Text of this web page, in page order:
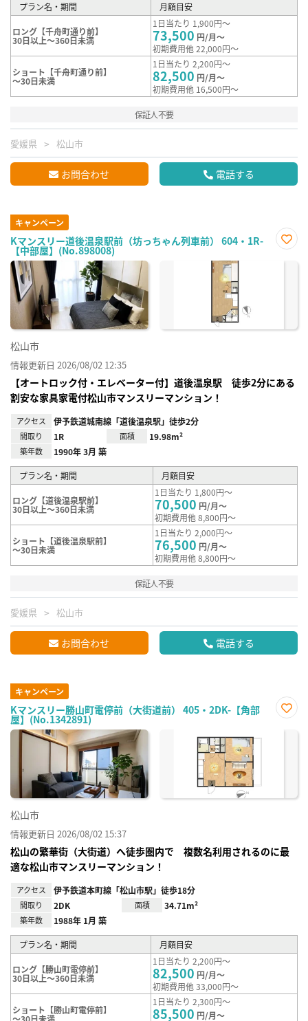
プラン名・期間 月額目安
ロング【千舟町通り前】
30日以上～360日未満
1日当たり 1,900円～
73,500 円/月～
初期費用他 22,000円～
ショート【千舟町通り前】
～30日未満
1日当たり 2,200円～
82,500 円/月～
初期費用他 16,500円～
保証人不要
愛媛県 松山市
お問合わせ 電話する
キャンペーン
Kマンスリー道後温泉駅前（坊っちゃん列車前） 604・1R-
【中部屋】(No.898008)
に入
松山市
情報更新日 2026/08/02 12:35
【オートロック付・エレベーター付】道後温泉駅 徒歩2分にある
割安な家具家電付松山市マンスリーマンション！
アクセス 伊予鉄道城南線「道後温泉駅」徒歩2分
間取り 1R 面積 19.98m²
築年数 1990年 3月 築
プラン名・期間 月額目安
ロング【道後温泉駅前】
30日以上～360日未満
1日当たり 1,800円～
70,500 円/月～
初期費用他 8,800円～
ショート【道後温泉駅前】
～30日未満
1日当たり 2,000円～
76,500 円/月～
初期費用他 8,800円～
保証人不要
愛媛県 松山市
お問合わせ 電話する
キャンペーン
Kマンスリー勝山町電停前（大街道前） 405・2DK-【角部
屋】(No.1342891)
に入
松山市
情報更新日 2026/08/02 15:37
松山の繁華街（大街道）へ徒歩圏内で 複数名利用されるのに最
適な松山市マンスリーマンション！
アクセス 伊予鉄道本町線「松山市駅」徒歩18分
間取り 2DK 面積 34.71m²
築年数 1988年 1月 築
プラン名・期間 月額目安
ロング【勝山町電停前】
30日以上～360日未満
1日当たり 2,200円～
82,500 円/月～
初期費用他 33,000円～
ショート【勝山町電停前】
1日当たり 2,300円～
85,500 円/月～